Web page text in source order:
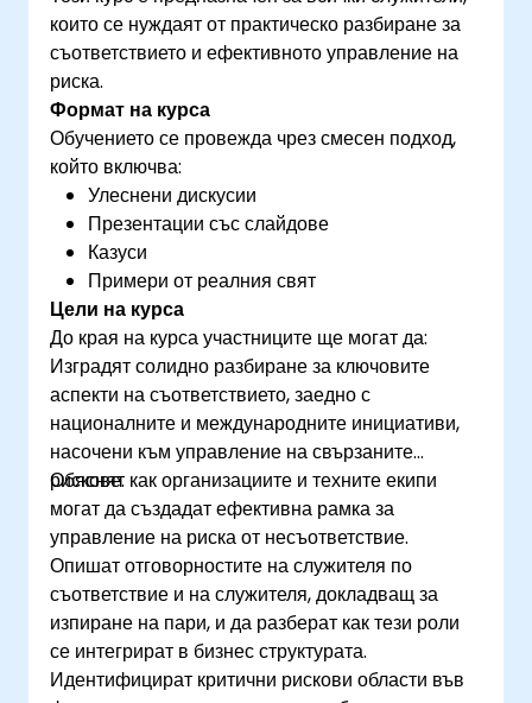
Придобиете необходимите знания, за да
подпомогнете организацията в
ефективното планиране, внедряване,
управление, мониторинг и поддържане на
СУИС
които се нуждаят от практическо разбиране за
съответствието и ефективното управление на
риска.
Формат на курса
Обучението се провежда чрез смесен подход,
който включва:
Улеснени дискусии
Презентации със слайдове
Казуси
Примери от реалния свят
Цели на курса
До края на курса участниците ще могат да:
Изградят солидно разбиране за ключовите
аспекти на съответствието, заедно с
националните и международните инициативи,
насочени към управление на свързаните
рискове.
Обяснят как организациите и техните екипи
могат да създадат ефективна рамка за
управление на риска от несъответствие.
Опишат отговорностите на служителя по
съответствие и на служителя, докладващ за
изпиране на пари, и да разберат как тези роли
се интегрират в бизнес структурата.
Идентифицират критични рискови области във